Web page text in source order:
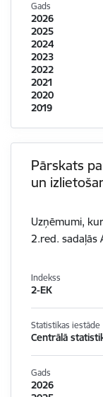
Gads
2026
2025
2024
2023
2022
2021
2020
2019
Pārskats
un
Uzņēmumi,
2.red. sadaļās
Indekss
2-EK
Statistikas iestāde
Centrālā
Gads
2026